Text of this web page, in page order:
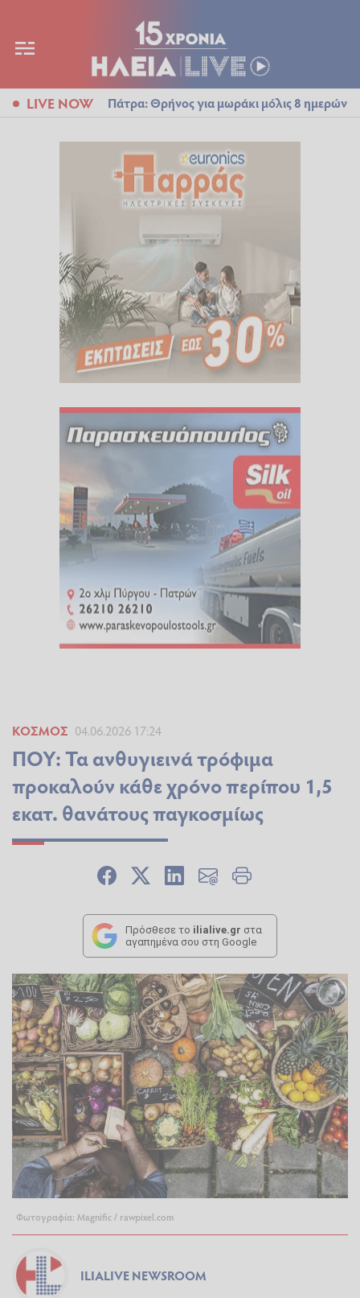
LIVE NOW Πάτρα: Θρήνος για μωράκι μόλις 8 ημερών
ΚΌΣΜΟΣ 04.06.2026 17:24
ΠΟΥ: Τα ανθυγιεινά τρόφιμα
προκαλούν κάθε χρόνο περίπου 1,5
εκατ. θανάτους παγκοσμίως
Πρόσθεσε το ilialive.gr στα
αγαπημένα σου στη Google
Φωτογραφία: Magnific / rawpixel.com
ILIALIVE NEWSROOM